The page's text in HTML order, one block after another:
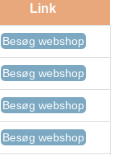
Link
Besøg webshop
Besøg webshop
Besøg webshop
Besøg webshop